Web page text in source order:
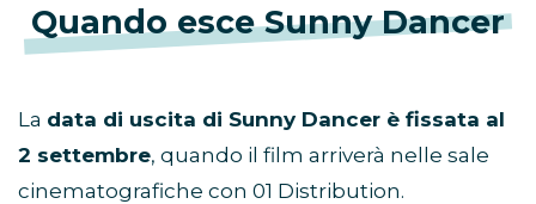
Quando esce Sunny Dancer
La data di uscita di Sunny Dancer è fissata al
2 settembre, quando il film arriverà nelle sale
cinematografiche con 01 Distribution.